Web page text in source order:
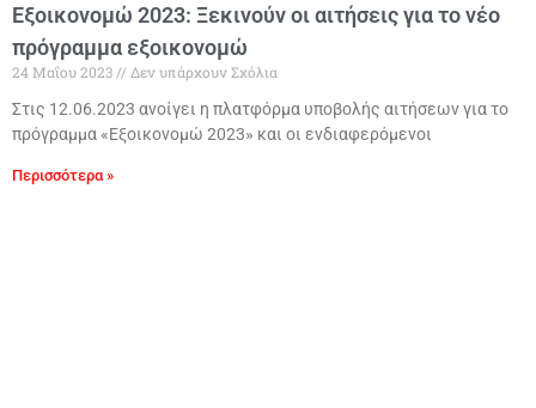
Εξοικονομώ 2023: Ξεκινούν οι αιτήσεις για το νέο
πρόγραμμα εξοικονομώ
24 Μαΐου 2023
Δεν υπάρχουν Σχόλια
Στις 12.06.2023 ανοίγει η πλατφόρμα υποβολής αιτήσεων για το
πρόγραμμα «Εξοικονομώ 2023» και οι ενδιαφερόμενοι
Περισσότερα »